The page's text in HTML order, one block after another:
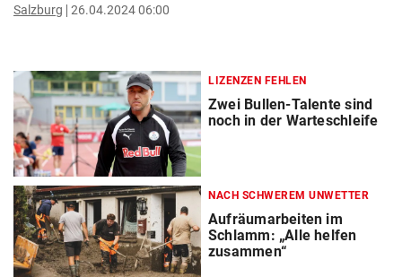
Salzburg 26.04.2024 06:00
LIZENZEN FEHLEN
Zwei Bullen-Talente sind
noch in der Warteschleife
NACH SCHWEREM UNWETTER
Aufräumarbeiten im
Schlamm: „Alle helfen
zusammen“